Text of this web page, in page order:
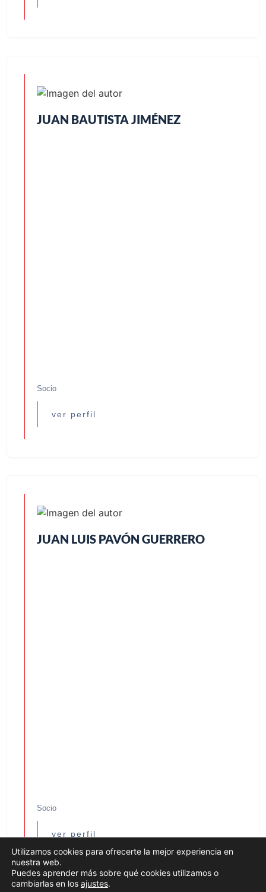
JUAN BAUTISTA JIMÉNEZ
Socio
ver perfil
JUAN LUIS PAVÓN GUERRERO
Socio
ver perfil
Utilizamos cookies para ofrecerte la mejor experiencia en
nuestra web.
Puedes aprender más sobre qué cookies utilizamos o
cambiarlas en los ajustes.